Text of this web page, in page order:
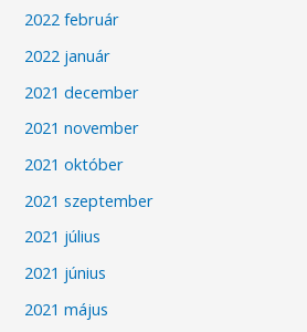
2022 február
2022 január
2021 december
2021 november
2021 október
2021 szeptember
2021 július
2021 június
2021 május